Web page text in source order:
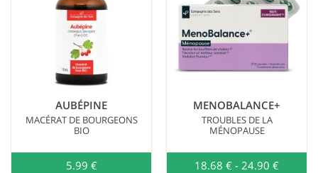
Chicorée (5)
Compléments
alimentaires (3)
AUBÉPINE
MACÉRAT DE BOURGEONS
BIO
5.99 € Ajouter au
MENOBALANCE+
TROUBLES DE LA
MÉNOPAUSE
18.68 € - 24.90 €